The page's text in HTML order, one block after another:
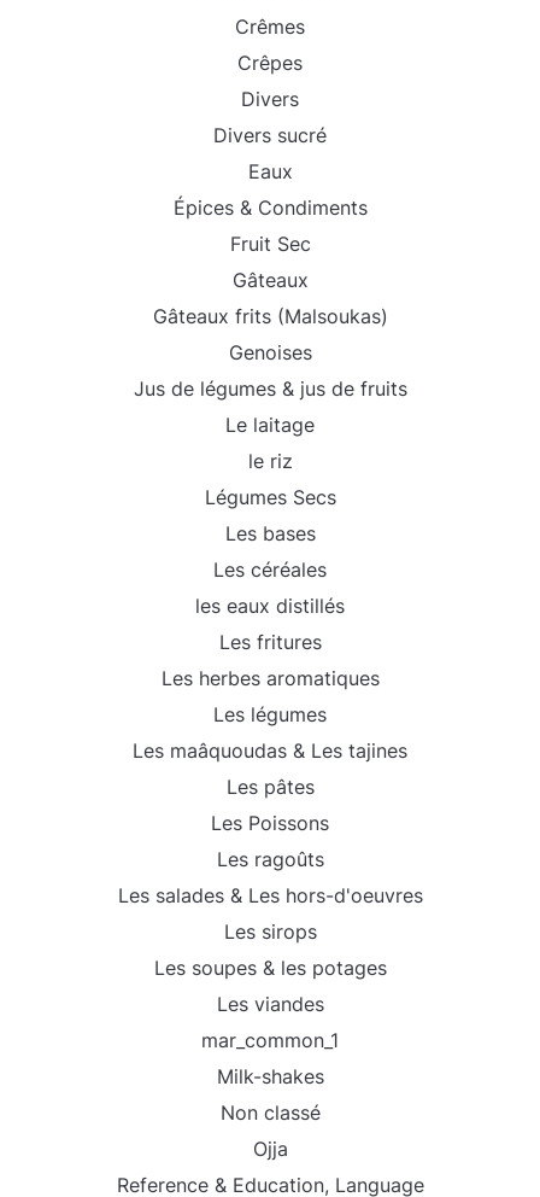
Crêmes
Crêpes
Divers
Divers sucré
Eaux
Épices & Condiments
Fruit Sec
Gâteaux
Gâteaux frits (Malsoukas)
Genoises
Jus de légumes & jus de fruits
Le laitage
le riz
Légumes Secs
Les bases
Les céréales
les eaux distillés
Les fritures
Les herbes aromatiques
Les légumes
Les maâquoudas & Les tajines
Les pâtes
Les Poissons
Les ragoûts
Les salades & Les hors-d'oeuvres
Les sirops
Les soupes & les potages
Les viandes
mar_common_1
Milk-shakes
Non classé
Ojja
Reference & Education, Language